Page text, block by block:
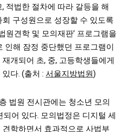
적법한 절차에 따라 갈등을 해
구성원으로 성장할 수 있도록
원견학 및 모의재판’ 프로그램을
인해 잠정 중단했던 프로그램이
개되어 초, 중, 고등학생들에게
다. (출처 : 서울지방법원)
법원 전시관에는 청소년 모의
되어 있다. 모의법정은 디지털 세
학하면서 효과적으로 사법부